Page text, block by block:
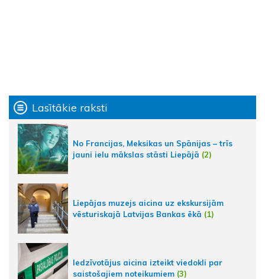
Lasītākie raksti
No Francijas, Meksikas un Spānijas – trīs
jauni ielu mākslas stāsti Liepājā (2)
Liepājas muzejs aicina uz ekskursijām
vēsturiskajā Latvijas Bankas ēkā (1)
Iedzīvotājus aicina izteikt viedokli par
saistošajiem noteikumiem (3)